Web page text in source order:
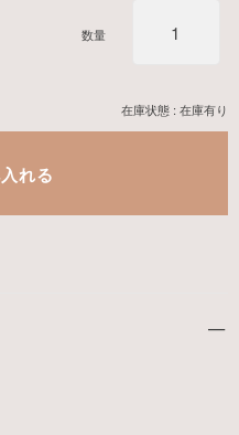
在庫状態 : 在庫有り
数量